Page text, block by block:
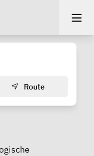
Route